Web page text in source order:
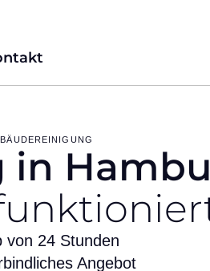
in
24 Stunden
Angebot